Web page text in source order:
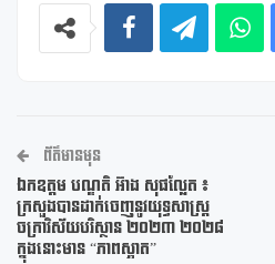
ព័ត៌មានមុន
ឯកឧត្តម បណ្ឌតិ អ៊ាង សុផល្លែត ៖
ក្រសួងបានដាក់ចេញនូវយុទ្ធសាស្រ្ត
ចក្រាវិស័យបរិស្ថាន ២០២៣ ២០២៨
ក្នុងនោះមាន “ភាពស្អាត”